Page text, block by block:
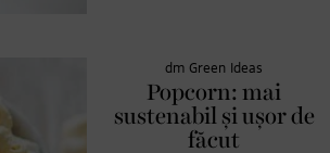
dm Green Ideas
Popcorn: mai
sustenabil și ușor de
făcut